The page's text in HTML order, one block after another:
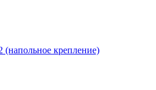
(напольное крепление)